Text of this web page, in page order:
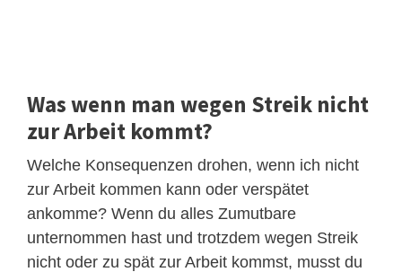
Was wenn man wegen Streik nicht
zur Arbeit kommt?
Welche Konsequenzen drohen, wenn ich nicht
zur Arbeit kommen kann oder verspätet
ankomme? Wenn du alles Zumutbare
unternommen hast und trotzdem wegen Streik
nicht oder zu spät zur Arbeit kommst, musst du